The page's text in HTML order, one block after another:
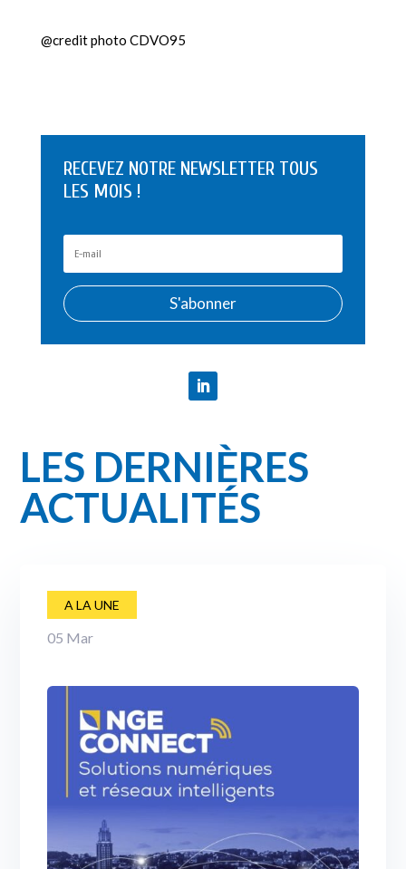
@credit photo CDVO95
RECEVEZ NOTRE NEWSLETTER TOUS
LES MOIS !
S'abonner
LES DERNIÈRES
ACTUALITÉS
A LA UNE
05 Mar